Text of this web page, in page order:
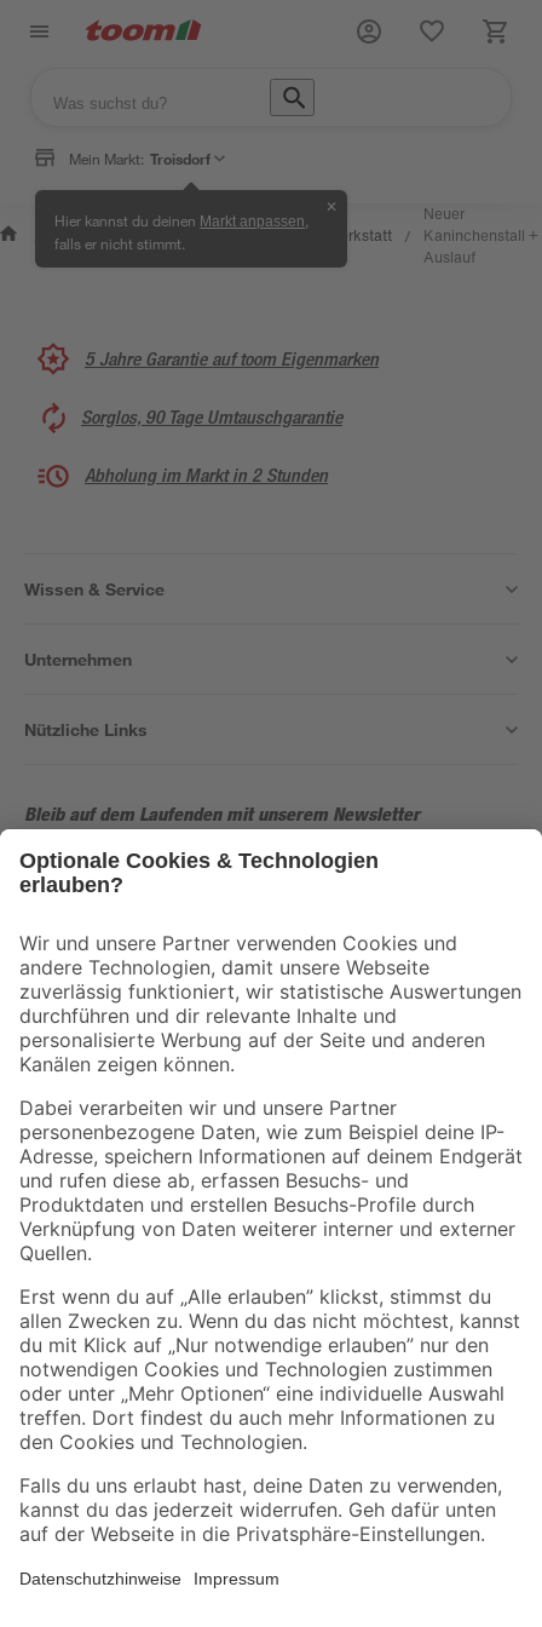
Mein Markt: Troisdorf
Hier kannst du deinen Markt anpassen
falls er nicht stimmt.
✕
Wissen &
Service
/
Selbermachen
& Ratgeber
Kreativwerkstatt /
Neuer
Kaninchenstall +
Auslauf
5 Jahre Garantie auf toom Eigenmarken
Sorglos, 90 Tage Umtauschgarantie
Abholung im Markt in 2 Stunden
Wissen & Service
Unternehmen
Nützliche Links
Bleib auf dem Laufenden mit unserem Newsletter
Der toom Newsletter: Keine Angebote und Aktionen mehr verpassen!
Folge uns
Zahlungsarten Versandarten
Sicher einkaufen
Jetzt die toom-App herunterladen
Alle Preisangaben in EUR inkl. gesetzl. MwSt.. Die dargestellten Angebote sind unter
Umständen nicht in allen Märkten verfügbar. Die angegebenen Verfügbarkeiten beziehen
sich auf den unter "Mein Markt" ausgewählten toom Baumarkt. Alle Angebote und
*Paketversand ab 59 € versandkostenfrei, gilt nicht für Artikel mit Speditionsversand, hier
fallen zusätzliche Versandkosten an.